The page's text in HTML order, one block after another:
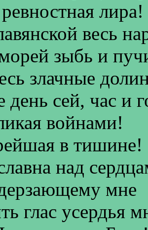
лира!
весь
зыбь и
злачные
день сей, час и
войнами!
в тишине!
над
мне
глас усердья